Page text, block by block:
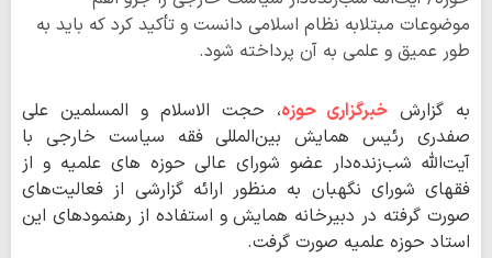
موضوعات مبتلابه نظام اسلامی دانست و تأکید کرد که باید به
طور عمیق و علمی به آن پرداخته شود.
به گزارش خبرگزاری حوزه، حجت الاسلام و المسلمین علی
صفدری رئیس همایش بین‌المللی فقه سیاست خارجی با
آیت‌الله شب‌زنده‌دار عضو شورای عالی حوزه های علمیه و از
فقهای شورای نگهبان به منظور ارائه گزارشی از فعالیت‌های
صورت گرفته در دبیرخانه همایش و استفاده از رهنمودهای این
استاد حوزه علمیه صورت گرفت.